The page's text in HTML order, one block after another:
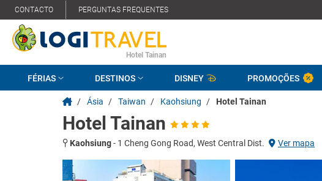
CONTACTO PERGUNTAS FREQUENTES
Hotel Tainan
FÉRIAS DESTINOS DISNEY PROMOÇÕES
/ Ásia / Taiwan / Kaohsiung / Hotel Tainan
Hotel Tainan
Kaohsiung- 1 Cheng Gong Road, West Central Dist. Ver mapa